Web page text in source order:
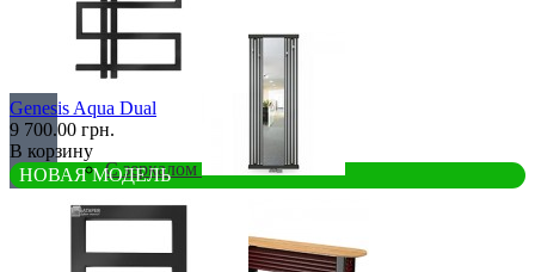
С зеркалом
Genesis Aqua Dual
9 700.00 грн.
В корзину
НОВАЯ МОДЕЛЬ